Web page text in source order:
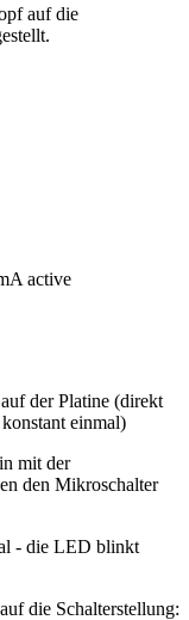
auf die
active
der Platine (direkt
einmal)
mit der
den Mikroschalter
- die LED blinkt
die Schalterstellung: